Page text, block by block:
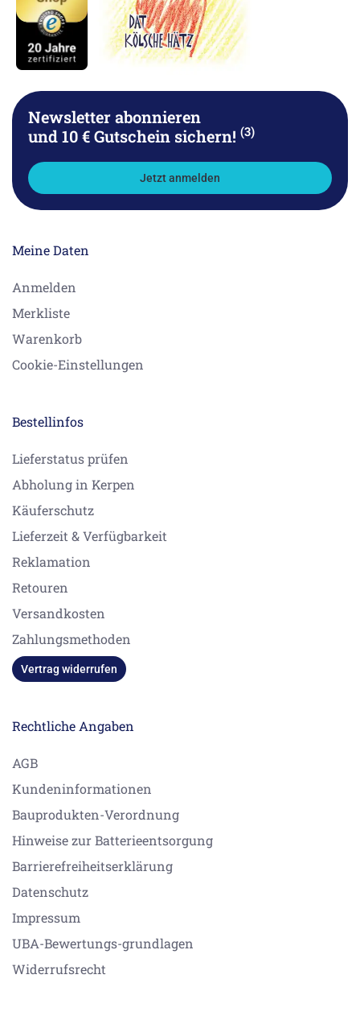
Newsletter abonnieren
und 10 € Gutschein sichern! (3)
Jetzt anmelden
Meine Daten
Anmelden
Merkliste
Warenkorb
Cookie-Einstellungen
Bestellinfos
Lieferstatus prüfen
Abholung in Kerpen
Käuferschutz
Lieferzeit & Verfügbarkeit
Reklamation
Retouren
Versandkosten
Zahlungsmethoden
Vertrag widerrufen
Rechtliche Angaben
AGB
Kundeninformationen
Bauprodukten-Verordnung
Hinweise zur Batterieentsorgung
Barrierefreiheitserklärung
Datenschutz
Impressum
UBA-Bewertungs-grundlagen
Widerrufsrecht